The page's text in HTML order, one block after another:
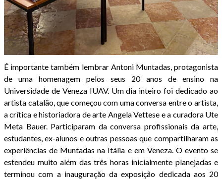
É importante também lembrar Antoni Muntadas, protagonista
de uma homenagem pelos seus 20 anos de ensino na
Universidade de Veneza IUAV. Um dia inteiro foi dedicado ao
artista catalão, que começou com uma conversa entre o artista,
a crítica e historiadora de arte Angela Vettese e a curadora Ute
Meta Bauer. Participaram da conversa profissionais da arte,
estudantes, ex-alunos e outras pessoas que compartilharam as
experiências de Muntadas na Itália e em Veneza. O evento se
estendeu muito além das três horas inicialmente planejadas e
terminou com a inauguração da exposição dedicada aos 20